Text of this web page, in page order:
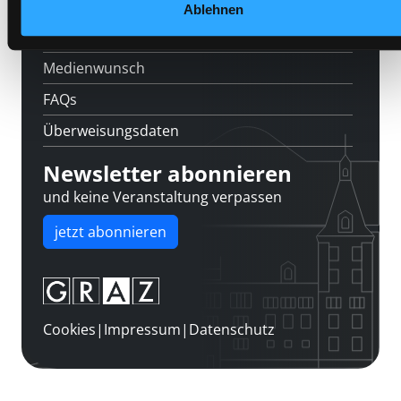
Ablehnen
Jobs
Medienwunsch
FAQs
Überweisungsdaten
Newsletter abonnieren
und keine Veranstaltung verpassen
jetzt abonnieren
Cookies| Impressum| Datenschutz